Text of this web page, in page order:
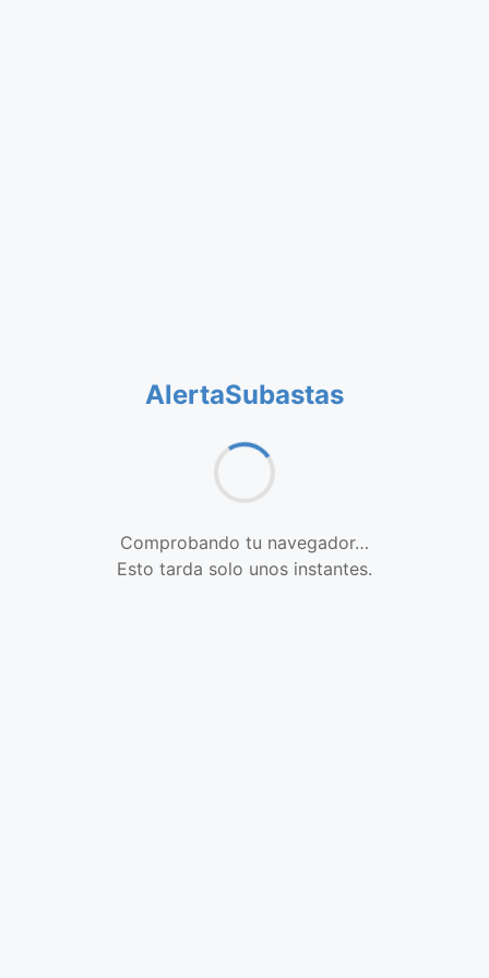
AlertaSubastas
Comprobando tu navegador…
Esto tarda solo unos instantes.